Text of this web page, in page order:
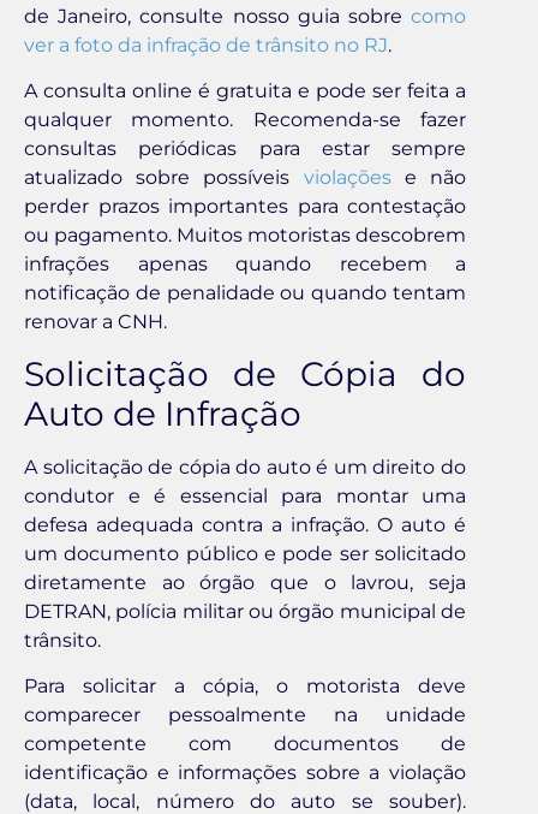
de Janeiro, consulte nosso guia sobre como
ver a foto da infração de trânsito no RJ.
A consulta online é gratuita e pode ser feita a
qualquer momento. Recomenda-se fazer
consultas periódicas para estar sempre
atualizado sobre possíveis violaçõese não
perder prazos importantes para contestação
ou pagamento. Muitos motoristas descobrem
infrações apenas quando recebem a
notificação de penalidade ou quando tentam
renovar a CNH.
Solicitação de Cópia do
Auto de Infração
A solicitação de cópia do auto é um direito do
condutor e é essencial para montar uma
defesa adequada contra a infração. O auto é
um documento público e pode ser solicitado
diretamente ao órgão que o lavrou, seja
DETRAN, polícia militar ou órgão municipal de
trânsito.
Para solicitar a cópia, o motorista deve
comparecer pessoalmente na unidade
competente com documentos de
identificação e informações sobre a violação
(data, local, número do auto se souber).